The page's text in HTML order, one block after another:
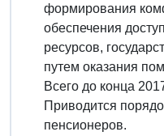
формирования
обеспечения
ресурсов,
путем оказания
Всего до конца
Приводится
пенсионеров.